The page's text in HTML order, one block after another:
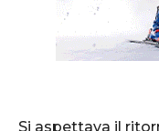
Si aspettava il